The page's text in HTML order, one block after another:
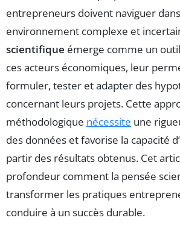
entrepreneurs doivent naviguer
environnement complexe et
scientifique émerge comme un
ces acteurs économiques, leur
formuler, tester et adapter des
concernant leurs projets. Cette
méthodologique nécessite une
des données et favorise la capacité
partir des résultats obtenus. Cet
profondeur comment la pensée
transformer les pratiques
conduire à un succès durable.